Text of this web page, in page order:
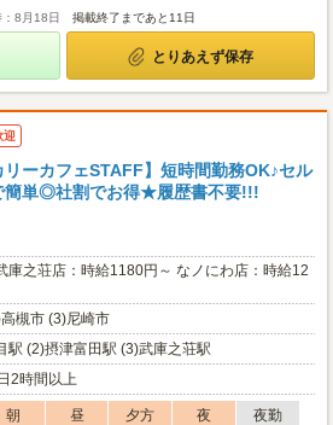
8月18日 掲載終了まであと11日
とりあえず保存
迎
リーカフェSTAFF】短時間勤務OK♪セル
簡単◎社割でお得★履歴書不要!!!
庫之荘店：時給1180円～ なノにわ店：時給12
槻市 (3)尼崎市
駅 (2)摂津富田駅 (3)武庫之荘駅
2時間以上
朝 昼 夕方 夜
夜勤